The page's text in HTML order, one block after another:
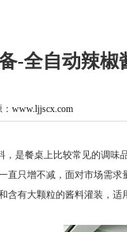
-全自动辣椒
www.ljjscx.com
是餐桌上比较常见的调味
直只增不减，面对市场需
含有大颗粒的酱料灌装，